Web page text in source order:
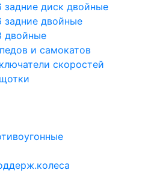
задние диск двойные
задние двойные
двойные
и самокатов
скоростей